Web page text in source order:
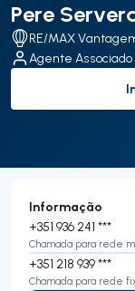
Pere
RE/MAX
Agente Associado
Informação
+351 936 241 ***
Chamada para rede
+351 218 939 ***
Chamada para rede